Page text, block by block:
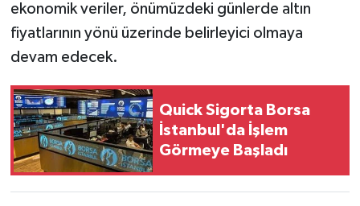
ekonomik veriler, önümüzdeki günlerde altın
fiyatlarının yönü üzerinde belirleyici olmaya
devam edecek.
Quick Sigorta Borsa
İstanbul'da İşlem
Görmeye Başladı